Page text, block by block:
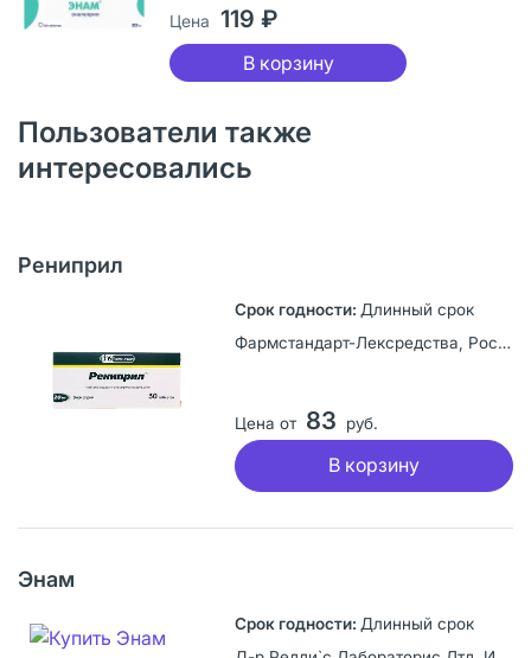
Цена 119 ₽
В корзину
Пользователи также
интересовались
Рениприл
Длинный срок
Фармстандарт-Лексредства, Россия
Цена от 83 руб.
В корзину
Энам
Длинный срок